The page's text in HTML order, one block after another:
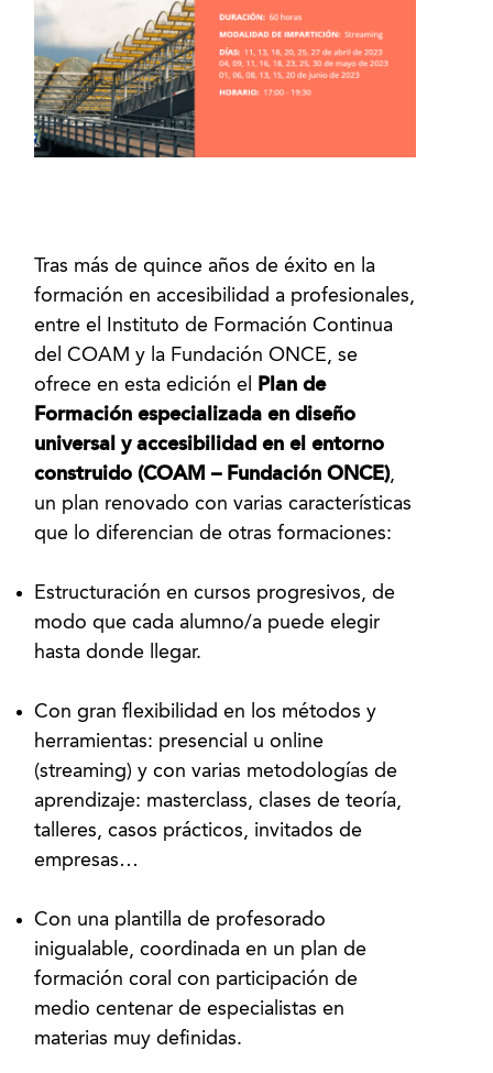
Tras más de quince años de éxito en la
formación en accesibilidad a profesionales,
entre el Instituto de Formación Continua
del COAM y la Fundación ONCE, se
ofrece en esta edición el
Plan de
Formación especializada en diseño
universal y accesibilidad en el entorno
construido (COAM – Fundación ONCE),
un plan renovado con varias características
Estructuración en cursos progresivos, de
modo que cada alumno/a puede elegir
hasta donde llegar.
Con gran flexibilidad en los métodos y
herramientas: presencial u online
(streaming) y con varias metodologías de
aprendizaje: masterclass, clases de teoría,
talleres, casos prácticos, invitados de
empresas…
Con una plantilla de profesorado
inigualable, coordinada en un plan de
formación coral con participación de
medio centenar de especialistas en
materias muy definidas.